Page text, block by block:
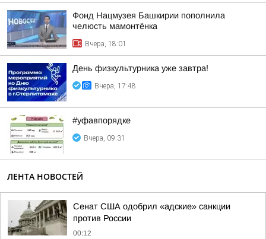
Фонд Нацмузея Башкирии пополнила
челюсть мамонтёнка
Вчера, 18:01
День физкультурника уже завтра!
Вчера, 17:48
#уфавпорядке
Вчера, 09:31
ЛЕНТА НОВОСТЕЙ
Сенат США одобрил «адские» санкции
против России
00:12